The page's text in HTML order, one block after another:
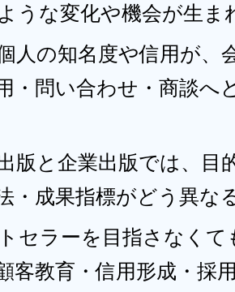
うな変化や機会が生ま
人の知名度や信用が、
・問い合わせ・商談へ
版と企業出版では、目
・成果指標がどう異な
セラーを目指さなくて
客教育・信用形成・採